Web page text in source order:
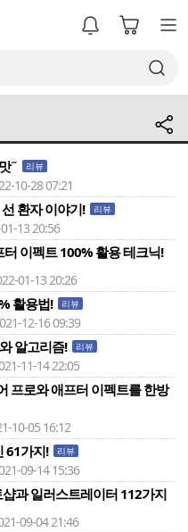
˝ 리뷰
10-28 07:21
환자 이야기! 리뷰
13 20:56
이펙트 100% 활용 테크닉!
01-13 20:26
활용법! 리뷰
12-16 09:39
알고리즘! 리뷰
11-14 22:05
프로와 애프터 이펙트를 한방
10-05 16:12
61가지! 리뷰
09-14 15:36
과 일러스트레이터 112가지
09-04 21:46